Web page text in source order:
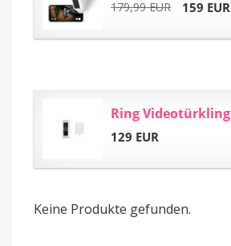
179,99 EUR 159 EUR
129 EUR
Keine Produkte gefunden.